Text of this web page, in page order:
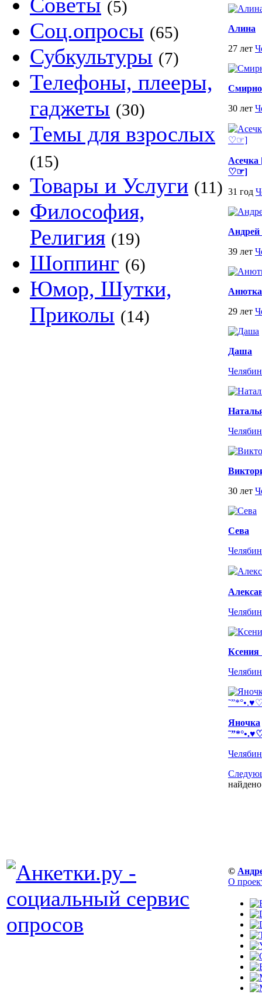
(5)
Соц.опросы (65)
Субкультуры (7)
Телефоны, плееры,
гаджеты (30)
Темы для взрослых
(15)
Товары и Услуги (11)
Философия,
Религия (19)
Шоппинг (6)
Юмор, Шутки,
Приколы (14)
Алина
27 лет
30 лет
♡☞]
31 год
39 лет
Анютка
29 лет
Даша
30 лет
Сева
Ксения
Яночка
©
О